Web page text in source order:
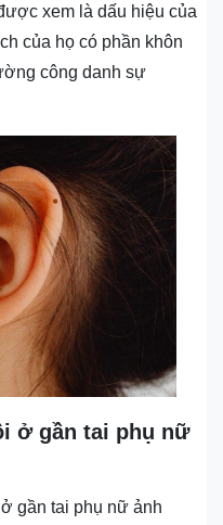
xem là dấu hiệu của
của họ có phần khôn
công danh sự
ở gần tai phụ nữ
gần tai phụ nữ ảnh